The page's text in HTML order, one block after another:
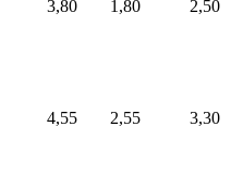
3,80 1,80 2,50
4,55 2,55 3,30